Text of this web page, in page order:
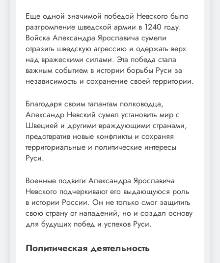
Еще одной значимой победой Невского было
разгромление шведской армии в 1240 году.
Войска Александра Ярославича сумели
отразить шведскую агрессию и одержать верх
над вражескими силами. Эта победа стала
важным событием в истории борьбы Руси за
независимость и сохранение своей территории.
Благодаря своим талантам полководца,
Александр Невский сумел установить мир с
Швецией и другими враждующими странами,
предотвратив новые конфликты и сохраняя
территориальные и политические интересы
Руси.
Военные подвиги Александра Ярославича
Невского подчеркивают его выдающуюся роль
в истории России. Он не только смог защитить
свою страну от нападений, но и создал основу
для будущих побед и успехов Руси.
Политическая деятельность